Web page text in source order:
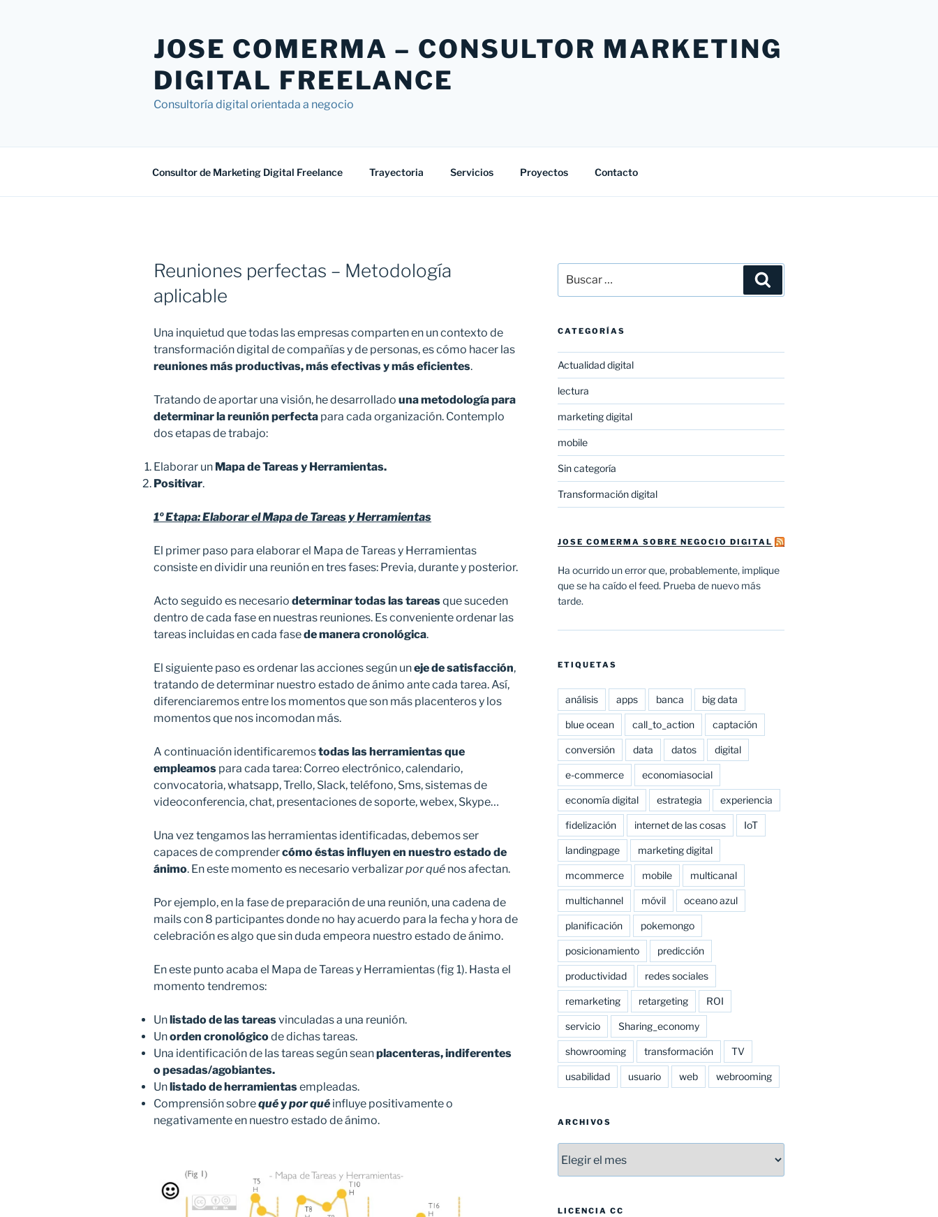
JOSE COMERMA – CONSULTOR MARKETING
DIGITAL FREELANCE
Consultoría digital orientada a negocio
Consultor de Marketing Digital Freelance Trayectoria Servicios Proyectos Contacto
Reuniones perfectas – Metodología
aplicable
Una inquietud que todas las empresas comparten en un contexto de
transformación digital de compañías y de personas, es cómo hacer las
reuniones más productivas, más efectivas y más eficientes.
Tratando de aportar una visión, he desarrollado una metodologíapara
determinar la reunión perfecta para cada organización. Contemplo
dos etapas de trabajo:
Elaborar un Mapa de Tareas y Herramientas.
Positivar.
1º Etapa: Elaborar el Mapa de Tareas y Herramientas
El primer paso para elaborar el Mapa de Tareas y Herramientas
consiste en dividir una reunión en tres fases: Previa, durante y posterior.
Acto seguido es necesario determinar todas las tareasque suceden
dentro de cada fase en nuestras reuniones. Es conveniente ordenar las
tareas incluidas en cada fasede manera cronológica.
El siguiente paso es ordenar las acciones según uneje de satisfacción,
tratando de determinar nuestro estado de ánimo ante cada tarea. Así,
diferenciaremos entre los momentos que son más placenteros y los
momentos que nos incomodan más.
A continuación identificaremostodas las herramientas que
empleamos para cada tarea: Correo electrónico, calendario,
convocatoria, whatsapp, Trello, Slack, teléfono, Sms, sistemas de
videoconferencia, chat, presentaciones de soporte, webex, Skype…
Una vez tengamos las herramientas identificadas, debemos ser
capaces de comprendercómo éstas influyen en nuestro estado de
ánimo. En este momento es necesario verbalizarpor qué nos afectan.
Por ejemplo, en la fase de preparación de una reunión, una cadena de
mails con 8 participantes donde no hay acuerdo para la fecha y hora de
celebración es algo que sin duda empeora nuestro estado de ánimo.
En este punto acaba el Mapa de Tareas y Herramientas (fig 1). Hasta el
momento tendremos:
Unlistado de las tareasvinculadas a una reunión.
Unorden cronológicode dichas tareas.
Una identificación de las tareas según seanplacenteras, indiferentes
o pesadas/agobiantes.
Unlistado de herramientasempleadas.
Comprensión sobrequéypor qué influye positivamente o
negativamente en nuestro estado de ánimo.
por:
CATEGORÍAS
Actualidad digital
lectura
marketing digital
mobile
Sin categoría
Transformación digital
JOSE COMERMA SOBRE NEGOCIO DIGITAL
Ha ocurrido un error que, probablemente, implique
que se ha caído el feed. Prueba de nuevo más
tarde.
ETIQUETAS
análisis apps banca big data
blue ocean call_to_action captación
conversión data datos digital
e-commerce economiasocial
economía digital estrategia experiencia
fidelización internet de las cosas IoT
landingpage marketing digital
mcommerce mobile multicanal
multichannel móvil oceano azul
planificación pokemongo
posicionamiento predicción
productividad redes sociales
remarketing retargeting ROI
servicio Sharing_economy
showrooming transformación TV
usabilidad usuario web webrooming
ARCHIVOS
LICENCIA CC